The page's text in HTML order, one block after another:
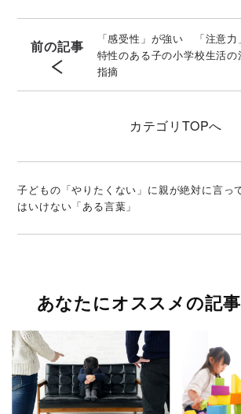
前の記事
「感受性」が強い 「注意
特性のある子の小学校生活
指摘
カテゴリ TOPへ
子どもの「やりたくない」に親が絶対に言っ
はいけない「ある言葉」
あなたにオススメの記